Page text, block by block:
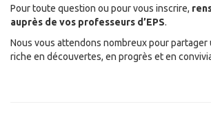
Pour toute question ou pour vous inscrire,
auprès de vos professeurs d’EPS.
Nous vous attendons nombreux pour partager
riche en découvertes, en progrès et en